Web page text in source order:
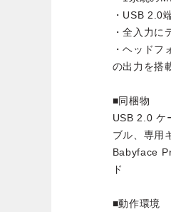
・USB 2.0
・全入力に
・ヘッド
の出力を搭
■同梱物
USB 2.0 ケ
ブル、専用
Babyface
ド
■動作環境